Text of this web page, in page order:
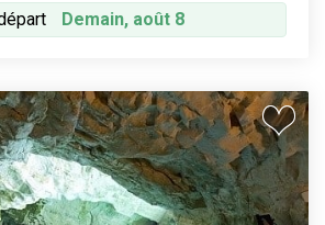
Demain, août 8